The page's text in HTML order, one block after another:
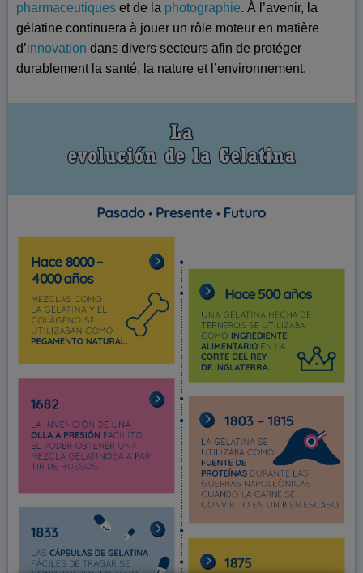
pharmaceutiqueset de la photographie. À l’avenir, la
gélatine continuera à jouer un rôle moteur en matière
d’innovation dans divers secteurs afin de protéger
durablement la santé, la nature et l’environnement.